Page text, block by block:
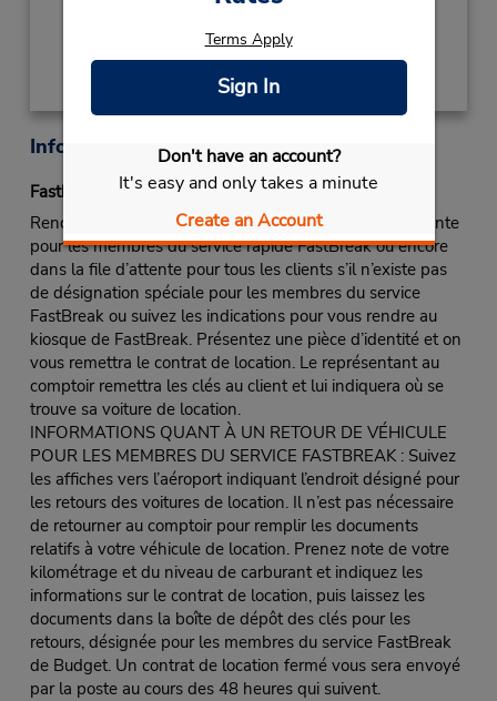
Terms Apply
Sign In
Don't have an account?
It's easy and only takes a minute
Create an Account
Informations sur la succursale
Fastbreak Service
Rendez-vous au comptoir de Budget, dans la file d’attente
pour les membres du service rapide FastBreak ou encore
dans la file d’attente pour tous les clients s’il n’existe pas
de désignation spéciale pour les membres du service
FastBreak ou suivez les indications pour vous rendre au
kiosque de FastBreak. Présentez une pièce d’identité et on
vous remettra le contrat de location. Le représentant au
comptoir remettra les clés au client et lui indiquera où se
trouve sa voiture de location.
INFORMATIONS QUANT À UN RETOUR DE VÉHICULE
POUR LES MEMBRES DU SERVICE FASTBREAK : Suivez
les affiches vers l’aéroport indiquant l’endroit désigné pour
les retours des voitures de location. Il n’est pas nécessaire
de retourner au comptoir pour remplir les documents
relatifs à votre véhicule de location. Prenez note de votre
kilométrage et du niveau de carburant et indiquez les
informations sur le contrat de location, puis laissez les
documents dans la boîte de dépôt des clés pour les
retours, désignée pour les membres du service FastBreak
de Budget. Un contrat de location fermé vous sera envoyé
par la poste au cours des 48 heures qui suivent.